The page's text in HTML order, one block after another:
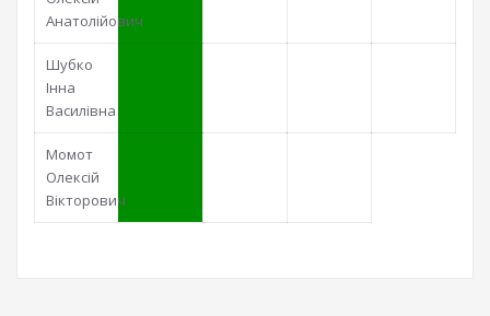
Анатолійович
Шубко
Інна
Василівна
Момот
Олексій
Вікторович